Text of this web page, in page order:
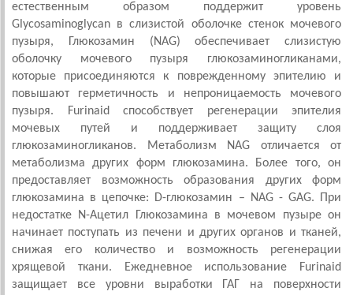
естественным образом поддержит уровень
Glycosaminoglycan в слизистой оболочке стенок мочевого
пузыря, Глюкозамин (NAG) обеспечивает слизистую
оболочку мочевого пузыря глюкозаминогликанами,
которые присоединяются к поврежденному эпителию и
повышают герметичность и непроницаемость мочевого
пузыря. Furinaid способствует регенерации эпителия
мочевых путей и поддерживает защиту слоя
глюкозаминогликанов. Метаболизм NAG отличается от
метаболизма других форм глюкозамина. Более того, он
предоставляет возможность образования других форм
глюкозамина в цепочке: D-глюкозамин – NАG - GAG. При
недостатке N-Ацетил Глюкозамина в мочевом пузыре он
начинает поступать из печени и других органов и тканей,
снижая его количество и возможность регенерации
хрящевой ткани. Ежедневное использование Furinaid
защищает все уровни выработки ГАГ на поверхности